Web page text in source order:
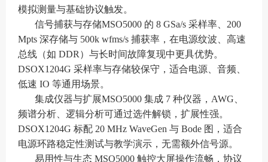
模拟测量与基础协议触发。
信号捕获与存储MSO5000 的 8 GSa/s 采样率、200
Mpts 深存储与 500k wfms/s 捕获率，在电源纹波、高速
总线（如 DDR）与长时间故障复现中更具优势。
DSOX1204G 采样率与存储较保守，适合电源、音频、
低速 IO 等通用场景。
集成仪器与扩展MSO5000 集成 7 种仪器，AWG、
频谱分析、逻辑分析可通过选件解锁，扩展性强。
DSOX1204G 标配 20 MHz WaveGen 与 Bode 图，适合
电源环路稳定性测试与教学演示，无需额外信号源。
易用性与生态 MSO5000 触控大屏操作流畅，协议